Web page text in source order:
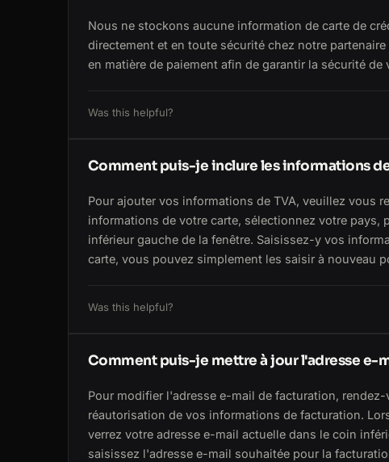
Nous ne stockons aucune information de carte de
directement et en toute sécurité chez notre partenaire
en matière de paiement afin de garantir la sécurité de
Was this helpful?
Comment puis-je inclure les informations
Pour ajouter vos informations de TVA, veuillez vous
informations de votre carte, sélectionnez votre
inférieur gauche de la fenêtre. Saisissez-y vos
carte, vous pouvez simplement les saisir à nouveau
Was this helpful?
Comment puis-je mettre à jour l'adresse e-
Pour modifier l'adresse e-mail de facturation,
réautorisation de vos informations de facturation.
verrez votre adresse e-mail actuelle dans le coin
saisissez l'adresse e-mail souhaitée pour la